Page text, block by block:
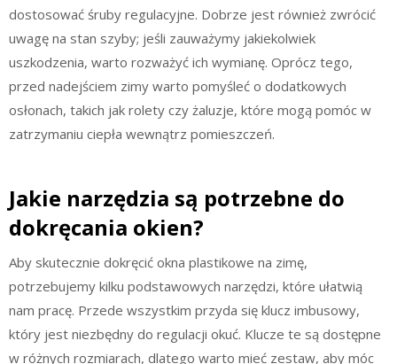
dostosować śruby regulacyjne. Dobrze jest również zwrócić
uwagę na stan szyby; jeśli zauważymy jakiekolwiek
uszkodzenia, warto rozważyć ich wymianę. Oprócz tego,
przed nadejściem zimy warto pomyśleć o dodatkowych
osłonach, takich jak rolety czy żaluzje, które mogą pomóc w
zatrzymaniu ciepła wewnątrz pomieszczeń.
Jakie narzędzia są potrzebne do
dokręcania okien?
Aby skutecznie dokręcić okna plastikowe na zimę,
potrzebujemy kilku podstawowych narzędzi, które ułatwią
nam pracę. Przede wszystkim przyda się klucz imbusowy,
który jest niezbędny do regulacji okuć. Klucze te są dostępne
w różnych rozmiarach, dlatego warto mieć zestaw, aby móc